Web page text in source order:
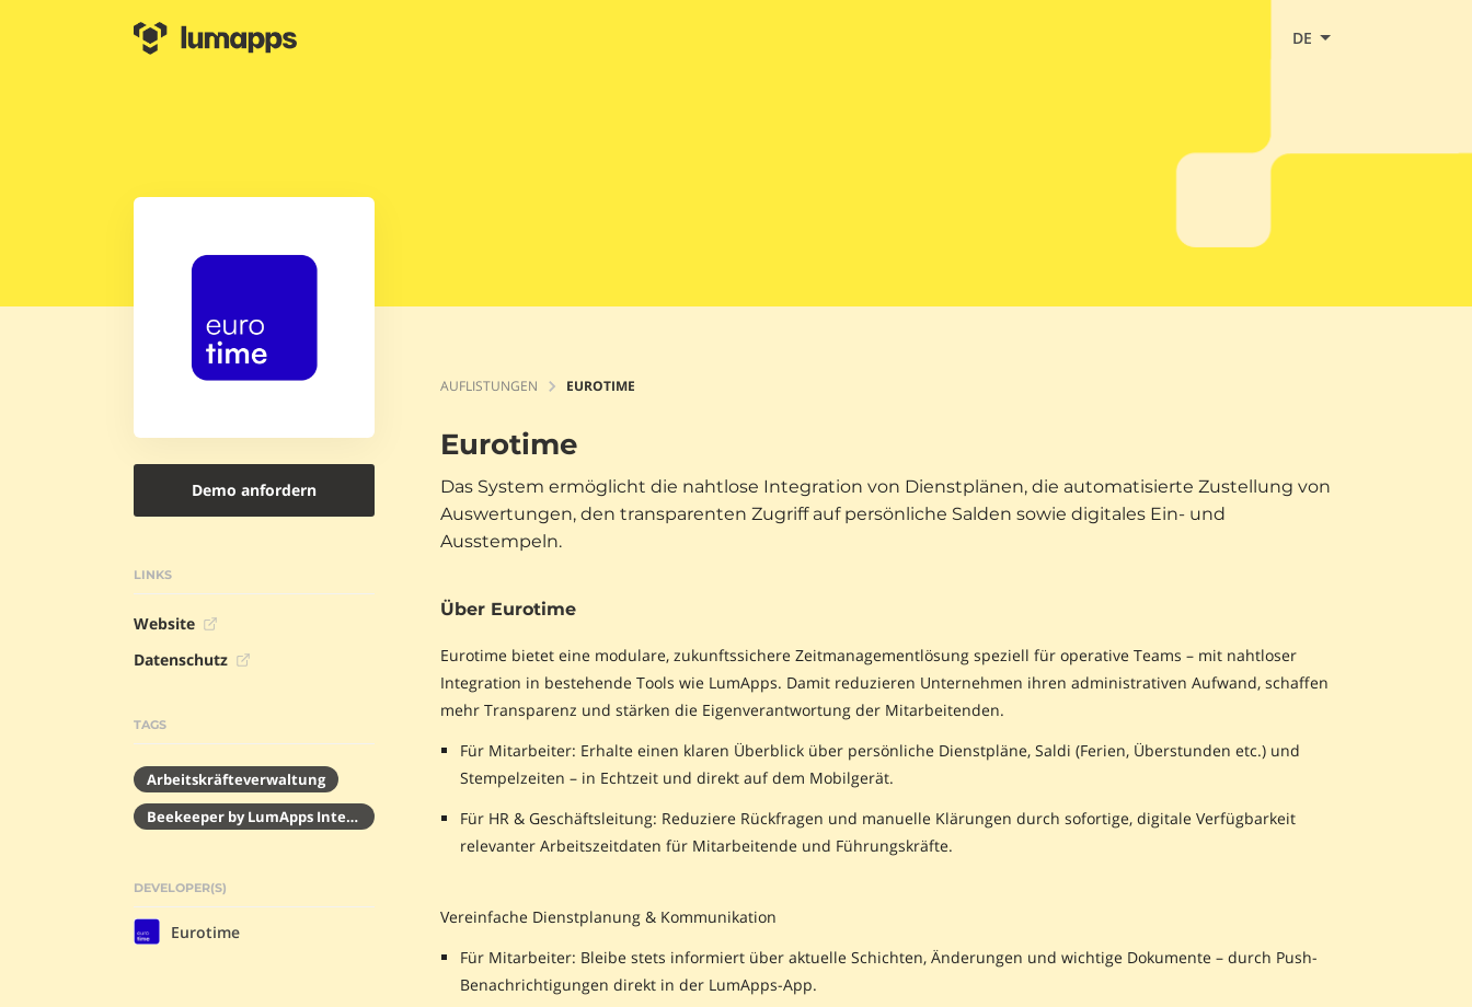
DE
Demo anfordern
LINKS
Website
Datenschutz
TAGS
Arbeitskräfteverwaltung
Beekeeper by LumApps Integrations
DEVELOPER(S)
Eurotime
AUFLISTUNGEN EUROTIME
Eurotime
Das System ermöglicht die nahtlose Integration von Dienstplänen, die automatisierte Zustellung von
Auswertungen, den transparenten Zugriff auf persönliche Salden sowie digitales Ein- und
Ausstempeln.
Über Eurotime
Eurotime bietet eine modulare, zukunftssichere Zeitmanagementlösung speziell für operative Teams – mit nahtloser
Integration in bestehende Tools wie LumApps. Damit reduzieren Unternehmen ihren administrativen Aufwand, schaffen
mehr Transparenz und stärken die Eigenverantwortung der Mitarbeitenden.
Für Mitarbeiter: Erhalte einen klaren Überblick über persönliche Dienstpläne, Saldi (Ferien, Überstunden etc.) und
Stempelzeiten – in Echtzeit und direkt auf dem Mobilgerät.
Für HR & Geschäftsleitung: Reduziere Rückfragen und manuelle Klärungen durch sofortige, digitale Verfügbarkeit
relevanter Arbeitszeitdaten für Mitarbeitende und Führungskräfte.
Vereinfache Dienstplanung & Kommunikation
Für Mitarbeiter: Bleibe stets informiert über aktuelle Schichten, Änderungen und wichtige Dokumente – durch Push-
Benachrichtigungen direkt in der LumApps-App.